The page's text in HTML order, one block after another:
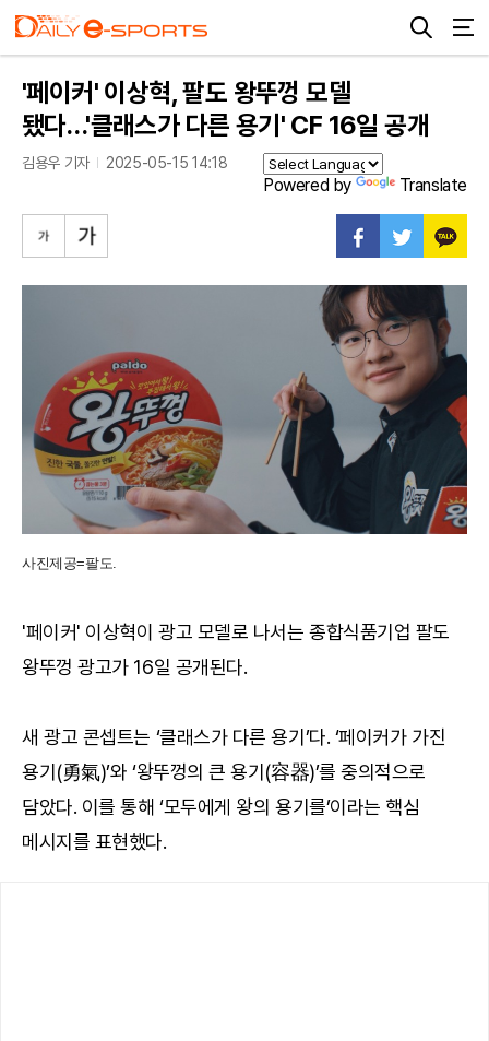
'페이커' 이상혁, 팔도 왕뚜껑 모델
됐다…'클래스가 다른 용기' CF 16일 공개
김용우 기자 2025-05-15 14:18
Powered by Translate
사진제공=팔도.
'페이커' 이상혁이 광고 모델로 나서는 종합식품기업 팔도
왕뚜껑 광고가 16일 공개된다.
새 광고 콘셉트는 ‘클래스가 다른 용기’다. ‘페이커가 가진
용기(勇氣)’와 ‘왕뚜껑의 큰 용기(容器)’를 중의적으로
담았다. 이를 통해 ‘모두에게 왕의 용기를’이라는 핵심
메시지를 표현했다.